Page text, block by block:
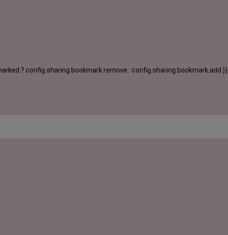
? config.sharing.bookmark.remove : config.sharing.bookmark.add }}